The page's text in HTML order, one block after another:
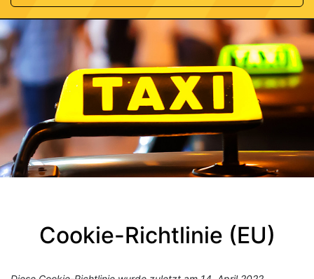
Cookie-Richtlinie (EU)